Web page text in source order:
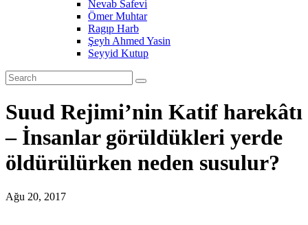
Nevab Safevi
Ömer Muhtar
Ragıp Harb
Şeyh Ahmed Yasin
Seyyid Kutup
Suud Rejimi’nin Katif harekâtı
– İnsanlar görüldükleri yerde
öldürülürken neden susulur?
Ağu 20, 2017